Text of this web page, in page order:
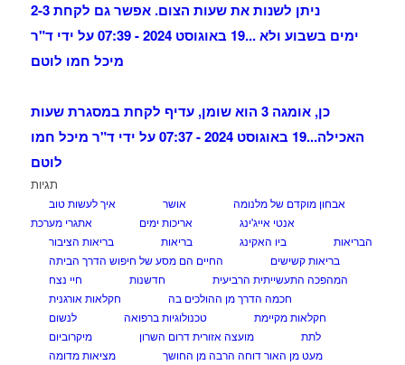
ניתן לשנות את שעות הצום. אפשר גם לקחת 2-3
ימים בשבוע ולא ...
19 באוגוסט 2024 - 07:39 על ידי ד"ר
מיכל חמו לוטם
כן, אומגה 3 הוא שומן, עדיף לקחת במסגרת שעות
האכילה...
19 באוגוסט 2024 - 07:37 על ידי ד"ר מיכל חמו
לוטם
תגיות
אבחון מוקדם של מלנומה אושר
איך לעשות טוב
אנטי אייג'ינג
אריכות ימים
אתגרי מערכת
הבריאות
ביו האקינג בריאות
בריאות הציבור
בריאות קשישים
החיים הם מסע של חיפוש הדרך הביתה
המהפכה התעשייתית הרביעית
חדשנות
חיי נצח
חכמה הדרך מן ההולכים בה
חקלאות אורגנית
חקלאות מקיימת
טכנולוגיות ברפואה
לנשום
לתת
מועצה אזורית דרום השרון
מיקרוביום
מעט מן האור דוחה הרבה מן החושך
מציאות מדומה